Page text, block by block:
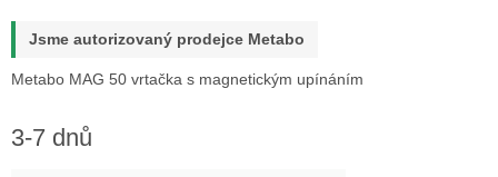
Jsme autorizovaný prodejce Metabo
Metabo MAG 50 vrtačka s magnetickým upínáním
3-7 dnů